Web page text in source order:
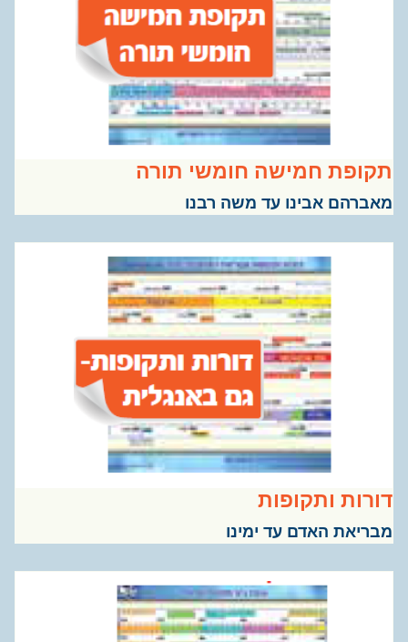
חמישה חומשי תורה
אבינו עד משה רבנו
ותקופות
האדם עד ימינו